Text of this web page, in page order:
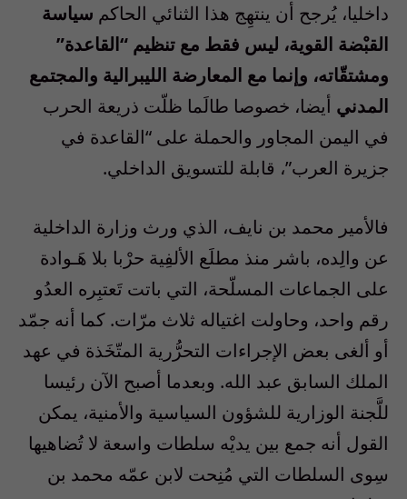
داخليا، يُرجح أن ينتهِج هذا الثنائي الحاكم سياسة
القبْضة القوية، ليس فقط مع تنظيم “القاعدة”
ومشتقّاته، وإنما مع المعارضة الليبرالية والمجتمع
المدني أيضا، خصوصا طالَما ظلّت ذريعة الحرب
في اليمن المجاور والحملة على “القاعدة في
جزيرة العرب”، قابلة للتسويق الداخلي.
فالأمير محمد بن نايف، الذي ورث وزارة الداخلية
عن والِده، باشر منذ مطلَع الألفِية حرْبا بلا هَـوادة
على الجماعات المسلّحة، التي باتت تَعتبِره العدُو
رقم واحد، وحاولت اغتياله ثلاث مرّات. كما أنه جمّد
أو ألغى بعض الإجراءات التحرُّرية المتّخَذة في عهد
الملك السابق عبد الله. وبعدما أصبح الآن رئيسا
للَّجنة الوزارية للشؤون السياسية والأمنية، يمكن
القول أنه جمع بين يديْه سلطات واسعة لا تُضاهيها
سِوى السلطات التي مُنِحت لابن عمّه محمد بن